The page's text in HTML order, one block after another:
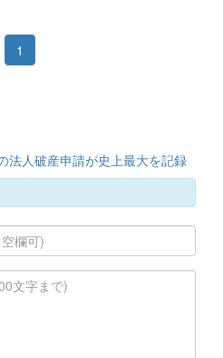
1
法人破産申請が史上最大を記録